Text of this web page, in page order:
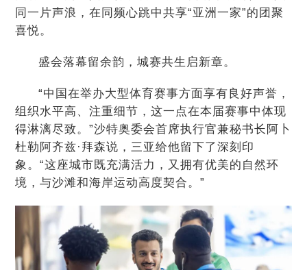
同一片声浪，在同频心跳中共享“亚洲一家”的团聚
喜悦。
盛会落幕留余韵，城赛共生启新章。
“中国在举办大型体育赛事方面享有良好声誉，
组织水平高、注重细节，这一点在本届赛事中体现
得淋漓尽致。”沙特奥委会首席执行官兼秘书长阿卜
杜勒阿齐兹·拜森说，三亚给他留下了深刻印
象。“这座城市既充满活力，又拥有优美的自然环
境，与沙滩和海岸运动高度契合。”